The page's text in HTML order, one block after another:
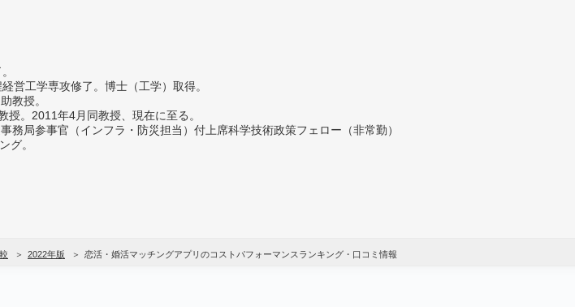
営工学専攻修了。博士（工学）取得。
教授。
。2011年4月同教授、現在に至る。
務局参事官（インフラ・防災担当）付上席科学技術政策フェロー（非常勤）
グ。
2022年版 恋活・婚活マッチングアプリのコストパフォーマンスランキング・口コミ情報